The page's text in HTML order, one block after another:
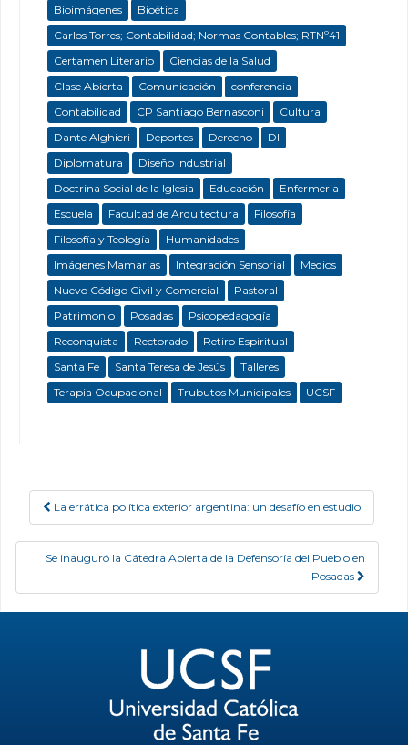
Bioimágenes
Bioética
Carlos Torres; Contabilidad; Normas Contables; RTNº41
Certamen Literario
Ciencias de la Salud
Clase Abierta
Comunicación
conferencia
Contabilidad
CP Santiago Bernasconi
Cultura
Dante Alghieri
Deportes Derecho
DI
Diplomatura
Diseño Industrial
Doctrina Social de la Iglesia
Educación
Enfermeria
Escuela
Facultad de Arquitectura
Filosofía
Filosofía y Teología
Humanidades
Imágenes Mamarias
Integración Sensorial
Medios
Nuevo Código Civil y Comercial
Pastoral
Patrimonio
Posadas
Psicopedagogía
Reconquista
Rectorado
Retiro Espiritual
Santa Fe
Santa Teresa de Jesús
Talleres
Terapia Ocupacional
Trubutos Municipales UCSF
Post navigation
La errática política exterior argentina: un desafío en estudio
Se inauguró la Cátedra Abierta de la Defensoría del Pueblo en
Posadas